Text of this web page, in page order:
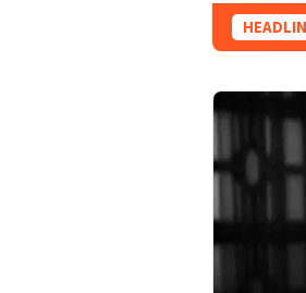
Lampung dan Dugaan Pelanggaran